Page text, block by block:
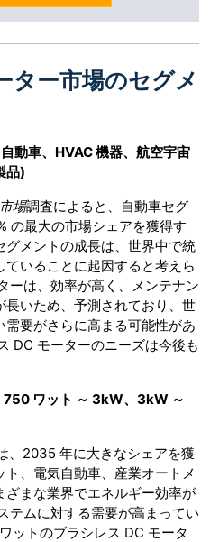
ター市場のセグメ
動車、HVAC 機器、航空宇宙
品)
場調査によると、自動車セグ
の最大の市場シェアを獲得す
メントの成長は、世界中で統
いることに起因すると考えら
ーは、効率が高く、メンテナン
いため、予測されており、世
要がさらに高まる可能性があ
DC モーターのニーズは今後も
ワット ～ 3kW、3kW ～
、2035 年に大きなシェアを獲
、電気自動車、産業オートメ
まな業界でエネルギー効率が
テムに対する需要が高まってい
ットのブラシレス DC モータ